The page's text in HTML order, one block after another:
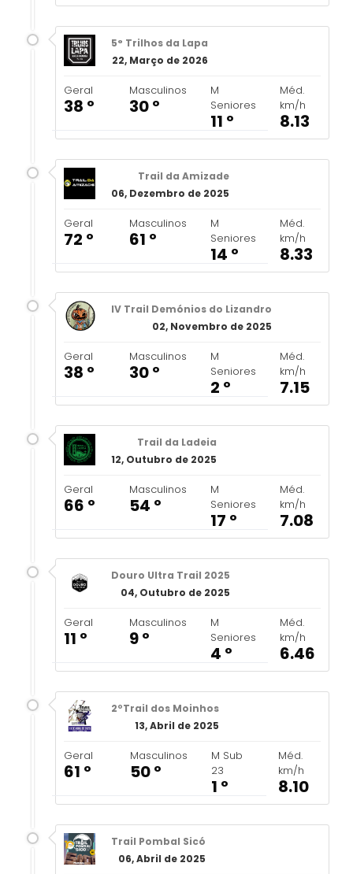
5° Trilhos da Lapa
22, Março de 2026
Geral
38 º
Masculinos
30 º
M
Seniores
11 º
Méd.
km/h
8.13
Trail da Amizade
06, Dezembro de 2025
Geral
72 º
Masculinos
61 º
M
Seniores
14 º
Méd.
km/h
8.33
IV Trail Demónios do Lizandro
02, Novembro de 2025
Geral
38 º
Masculinos
30 º
M
Seniores
2 º
Méd.
km/h
7.15
Trail da Ladeia
12, Outubro de 2025
Geral
66 º
Masculinos
54 º
M
Seniores
17 º
Méd.
km/h
7.08
Douro Ultra Trail 2025
04, Outubro de 2025
Geral
11 º
Masculinos
9 º
M
Seniores
4 º
Méd.
km/h
6.46
2ºTrail dos Moinhos
13, Abril de 2025
Geral
61 º
Masculinos
50 º
M Sub
23
1 º
Méd.
km/h
8.10
Trail Pombal Sicó
06, Abril de 2025